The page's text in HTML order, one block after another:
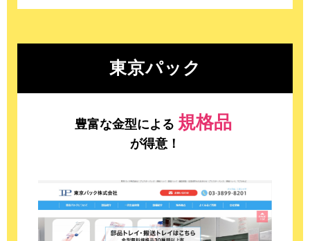
東京パック
豊富な金型による 規格品
が得意！